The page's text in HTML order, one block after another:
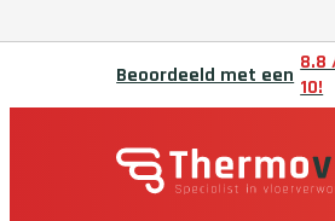
Beoordeeld met een 8.8
10!